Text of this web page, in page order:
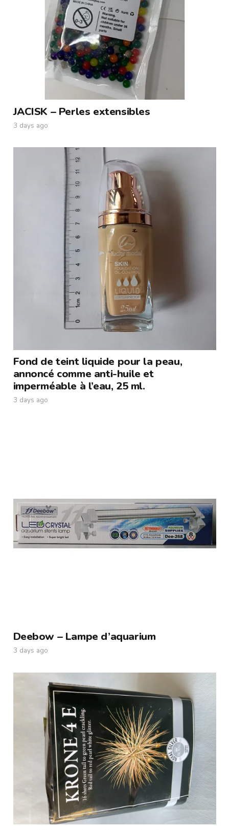
JACISK – Perles extensibles
3 days ago
Fond de teint liquide pour la peau,
annoncé comme anti-huile et
imperméable à l’eau, 25 ml.
3 days ago
Deebow – Lampe d’aquarium
3 days ago